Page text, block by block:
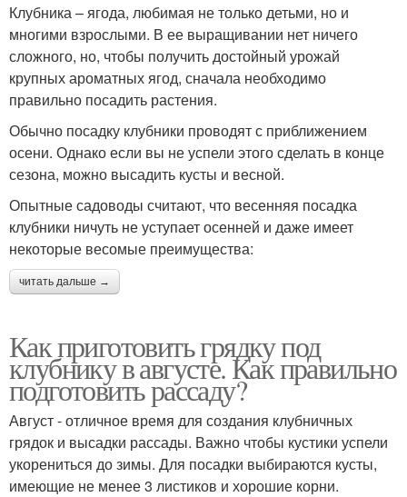
Клубника – ягода, любимая не только детьми, но и
многими взрослыми. В ее выращивании нет ничего
сложного, но, чтобы получить достойный урожай
крупных ароматных ягод, сначала необходимо
правильно посадить растения.
Обычно посадку клубники проводят с приближением
осени. Однако если вы не успели этого сделать в конце
сезона, можно высадить кусты и весной.
Опытные садоводы считают, что весенняя посадка
клубники ничуть не уступает осенней и даже имеет
некоторые весомые преимущества:
читать дальше →
Как приготовить грядку под
клубнику в августе. Как правильно
подготовить рассаду?
Август - отличное время для создания клубничных
грядок и высадки рассады. Важно чтобы кустики успели
укорениться до зимы. Для посадки выбираются кусты,
имеющие не менее 3 листиков и хорошие корни.